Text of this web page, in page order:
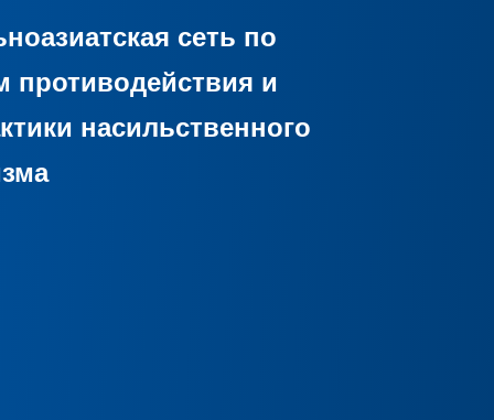
сеть по
противодействия и
насильственного